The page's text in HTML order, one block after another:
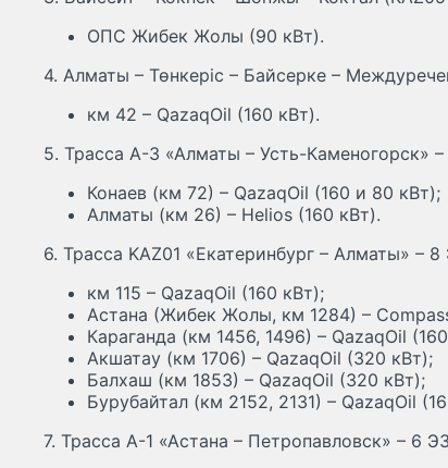
ОПС Жибек Жолы (90 кВт).
4. Алматы – Төнкеріс – Байсерке –
км 42 – QazaqOil (160 кВт).
5. Трасса А-3 «Алматы – Усть-Каменогорск»
Конаев (км 72) – QazaqOil (160 и 80 кВт);
Алматы (км 26) – Helios (160 кВт).
6. Трасса KAZ01 «Екатеринбург – Алматы» –
км 115 – QazaqOil (160 кВт);
Астана (Жибек Жолы, км 1284) –
Караганда (км 1456, 1496) – QazaqOil
Акшатау (км 1706) – QazaqOil (320 кВт);
Балхаш (км 1853) – QazaqOil (320 кВт);
Бурубайтал (км 2152, 2131) – QazaqOil
7. Трасса А-1 «Астана – Петропавловск» – 6